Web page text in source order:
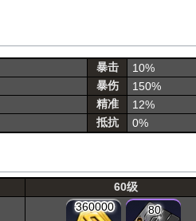
暴击
10%
暴伤
150%
精准
12%
抵抗 0%
60级
360000 80